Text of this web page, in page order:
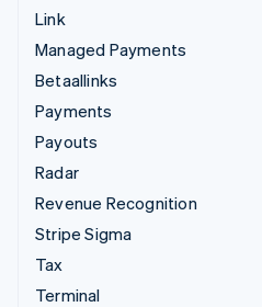
Link
Managed Payments
Betaallinks
Payments
Payouts
Radar
Revenue Recognition
Stripe Sigma
Tax
Terminal